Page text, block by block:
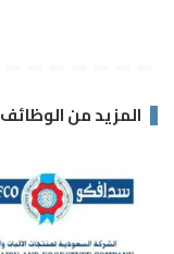
المزيد من الوظائف